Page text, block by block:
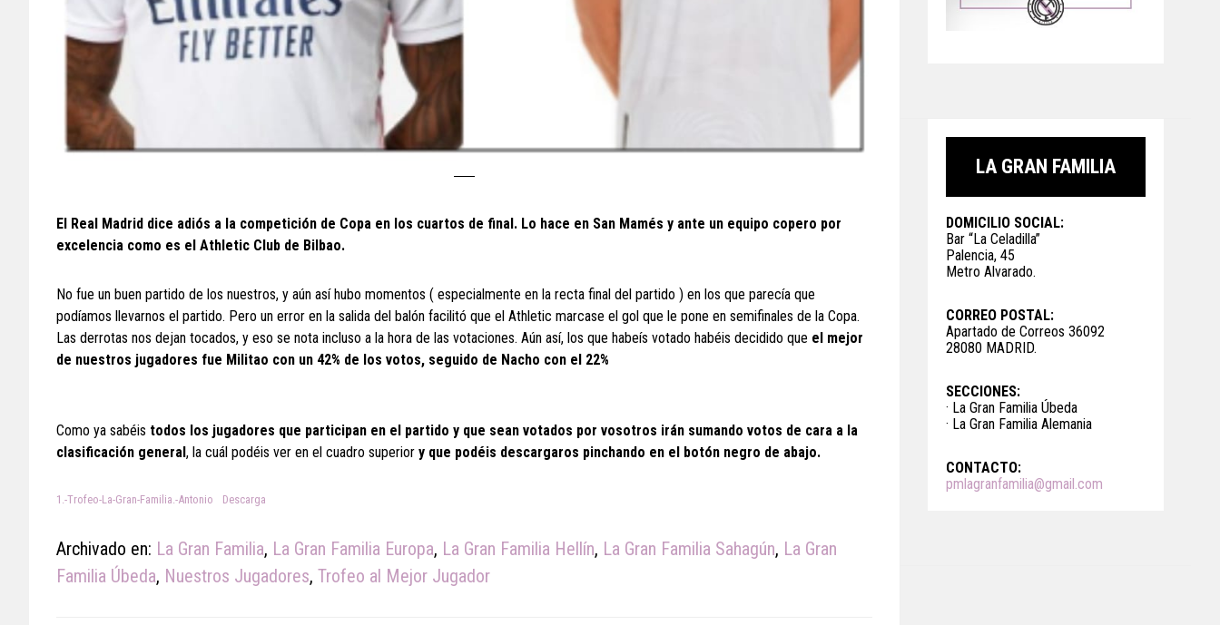
El Real Madrid dice adiós a la competición de Copa en los cuartos de final. Lo hace en San Mamés y ante un equipo copero por
excelencia como es el Athletic Club de Bilbao.
No fue un buen partido de los nuestros, y aún así hubo momentos ( especialmente en la recta final del partido ) en los que parecía que
podíamos llevarnos el partido. Pero un error en la salida del balón facilitó que el Athletic marcase el gol que le pone en semifinales de la Copa.
Las derrotas nos dejan tocados, y eso se nota incluso a la hora de las votaciones. Aún así, los que habeís votado habéis decidido que el mejor
de nuestros jugadores fue Militao con un 42% de los votos, seguido de Nacho con el 22%
Como ya sabéis todos los jugadores que participan en el partido y que sean votados por vosotros irán sumando votos de cara a la
clasificación general, la cuál podéis ver en el cuadro superior y que podéis descargaros pinchando en el botón negro de abajo.
1.-Trofeo-La-Gran-Familia.-Antonio Descarga
Archivado en: La Gran Familia, La Gran Familia Europa, La Gran Familia Hellín, La Gran Familia Sahagún, La Gran
Familia Úbeda, Nuestros Jugadores, Trofeo al Mejor Jugador
LA GRAN FAMILIA
DOMICILIO SOCIAL:
Bar “La Celadilla”
Palencia, 45
Metro Alvarado.
CORREO POSTAL:
Apartado de Correos 36092
28080 MADRID.
SECCIONES:
· La Gran Familia Úbeda
· La Gran Familia Alemania
CONTACTO:
pmlagranfamilia@gmail.com